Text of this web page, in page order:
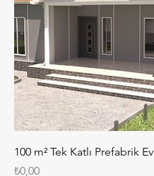
100 m² Tek Katlı Prefabrik Ev
Fiyat
₺0,00